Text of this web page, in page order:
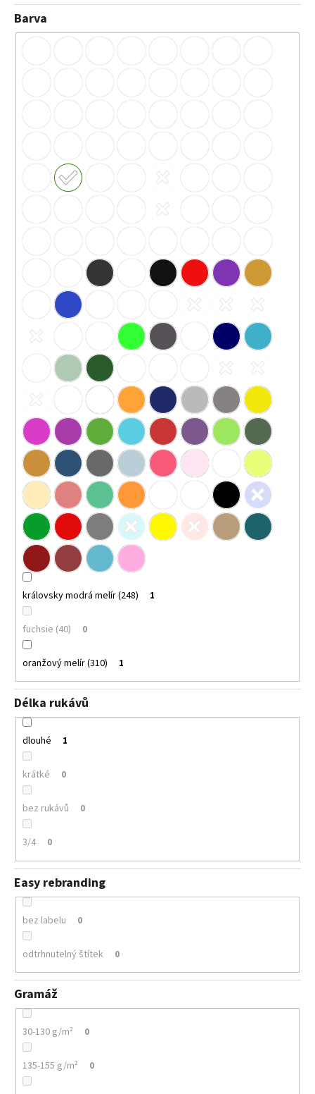
Barva
královsky modrá melír (248) 1
fuchsie (40) 0
oranžový melír (310) 1
Délka rukávů
dlouhé 1
krátké 0
bez rukávů 0
3/4 0
Easy rebranding
bez labelu 0
odtrhnutelný štítek 0
Gramáž
30-130 g/m² 0
135-155 g/m² 0